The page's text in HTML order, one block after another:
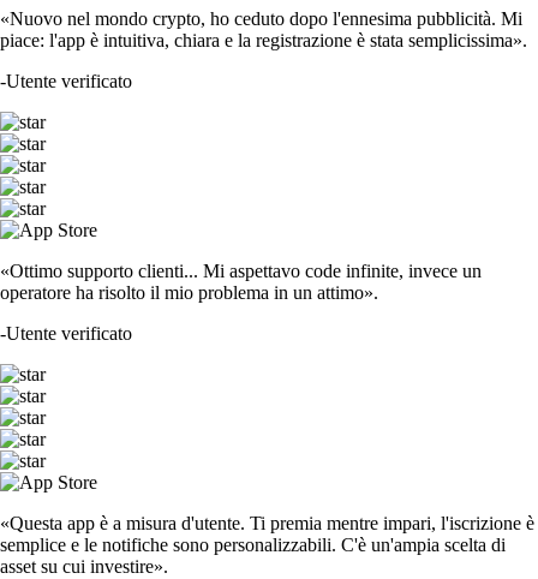
«Nuovo nel mondo crypto, ho ceduto dopo l'ennesima pubblicità. Mi
piace: l'app è intuitiva, chiara e la registrazione è stata semplicissima».
-Utente verificato
«Ottimo supporto clienti... Mi aspettavo code infinite, invece un
operatore ha risolto il mio problema in un attimo».
-Utente verificato
«Questa app è a misura d'utente. Ti premia mentre impari, l'iscrizione è
semplice e le notifiche sono personalizzabili. C'è un'ampia scelta di
asset su cui investire».